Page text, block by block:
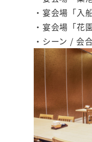
・宴会場「入
・宴会場「花
・シーン / 会